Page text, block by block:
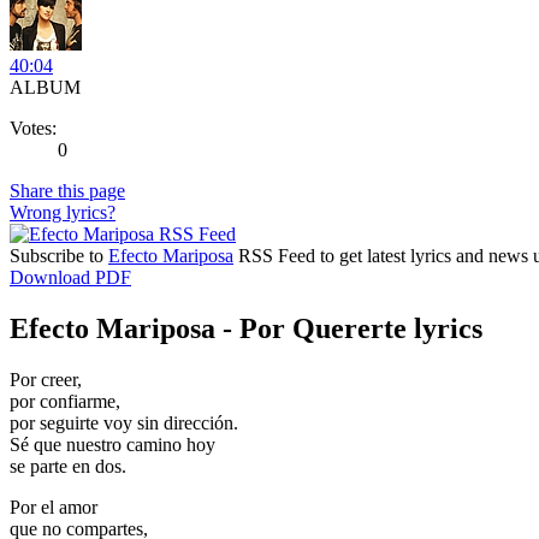
40:04
ALBUM
Votes:
0
Share this page
Wrong lyrics?
Subscribe to Efecto Mariposa RSS Feed to get latest lyrics and news
Download PDF
Efecto Mariposa - Por Quererte lyrics
Por creer,
por confiarme,
por seguirte voy sin dirección.
Sé que nuestro camino hoy
se parte en dos.
Por el amor
que no compartes,